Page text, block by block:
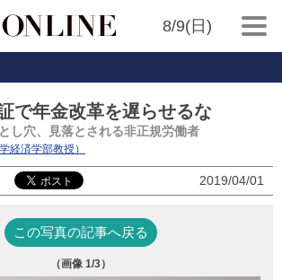
8/9(日)
で年金改革を遅らせるな
し穴、見落とされる非正規労働者
経済学部教授）
2019/04/01
この写真の記事へ戻る
（画像 1/3）